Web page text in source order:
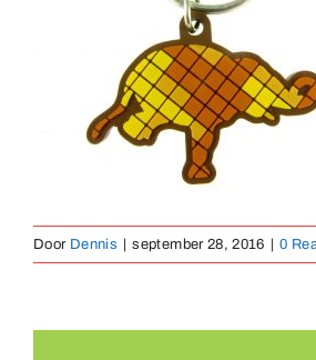
Contact
Door Dennis september 28, 2016 0